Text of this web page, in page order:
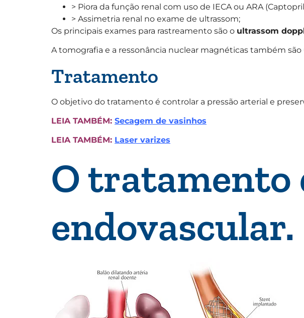
> Piora da função renal com uso de IECA ou ARA
> Assimetria renal no exame de ultrassom;
Os principais exames para rastreamento são o ultrassom
A tomografia e a ressonância nuclear magnéticas também
Tratamento
O objetivo do tratamento é controlar a pressão arterial e
LEIA TAMBÉM: Secagem de vasinhos
LEIA TAMBÉM: Laser varizes
O tratamento
endovascular.